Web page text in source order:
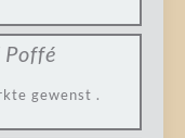
gewenst .